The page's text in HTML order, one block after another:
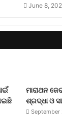
June 8,
ମାରାଥନ
ଶ୍ରଦ୍ଧା ଓ
September